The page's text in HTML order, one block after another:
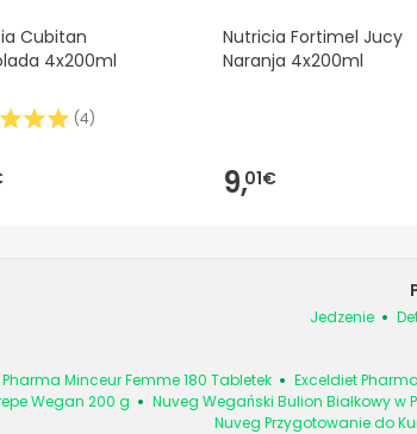
Cubitan
4x200ml
(4)
Nutricia Fortimel Jucy
Naranja 4x200ml
9,01€
Jedzenie
Minceur Femme 180 Tabletek Exceldiet
Wegan 200 g
Nuveg Wegański Bulion Białkowy w
Nuveg Przygotowanie do